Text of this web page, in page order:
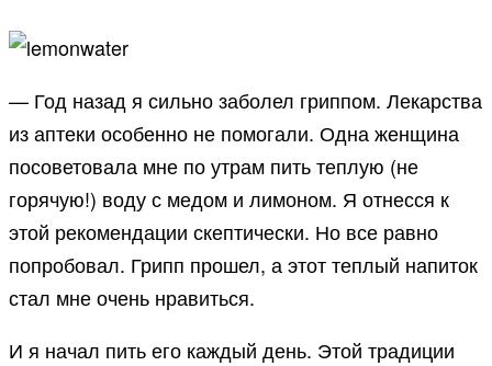
— Год назад я сильно заболел гриппом. Лекарства
из аптеки особенно не помогали. Одна женщина
посоветовала мне по утрам пить теплую (не
горячую!) воду с медом и лимоном. Я отнесся к
этой рекомендации скептически. Но все равно
попробовал. Грипп прошел, а этот теплый напиток
стал мне очень нравиться.
И я начал пить его каждый день. Этой традиции